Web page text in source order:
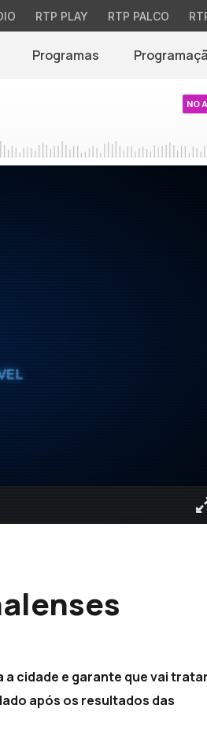
RTP PLAY RTP PALCO
Programas
NO
a cidade e garante que vai tratar
após os resultados das